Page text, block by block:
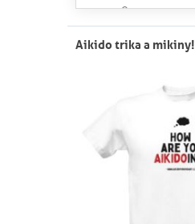
Aikido trika a mikiny!